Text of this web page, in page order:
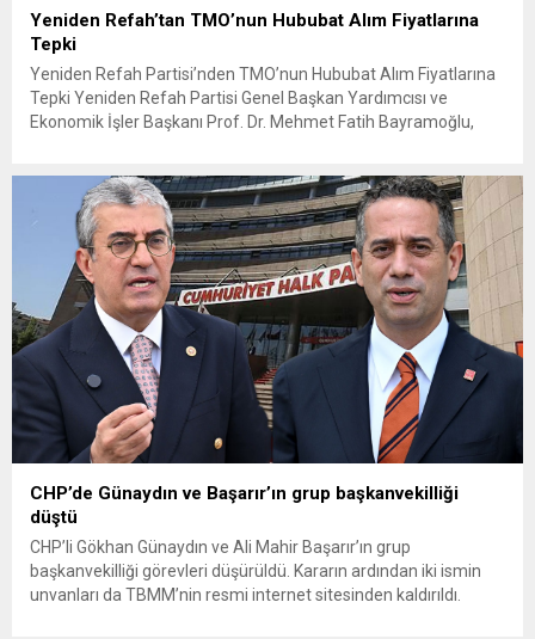
Yeniden Refah’tan TMO’nun Hububat Alım Fiyatlarına
Tepki
Yeniden Refah Partisi’nden TMO’nun Hububat Alım Fiyatlarına
Tepki Yeniden Refah Partisi Genel Başkan Yardımcısı ve
Ekonomik İşler Başkanı Prof. Dr. Mehmet Fatih Bayramoğlu,
fiyatların çiftçinin artan maliyetlerini karşılamaktan uzak
olduğunu savunarak fiyatların yeniden değerlendirilmesi
çağrısında...
CHP’de Günaydın ve Başarır’ın grup başkanvekilliği
düştü
CHP’li Gökhan Günaydın ve Ali Mahir Başarır’ın grup
başkanvekilliği görevleri düşürüldü. Kararın ardından iki ismin
unvanları da TBMM’nin resmi internet sitesinden kaldırıldı.